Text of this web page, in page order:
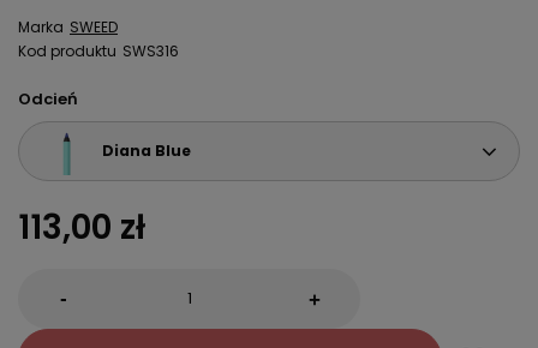
Marka SWEED
Kod produktu SWS316
Odcień
Diana Blue
113,00 zł
- +